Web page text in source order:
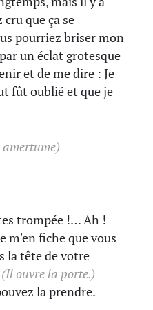
que ça se
pourriez briser mon
un éclat grotesque
et de me dire : Je
fût oublié et que je
trompée !… Ah !
m'en fiche que vous
la tête de votre
(Il ouvre la porte.)
la prendre.